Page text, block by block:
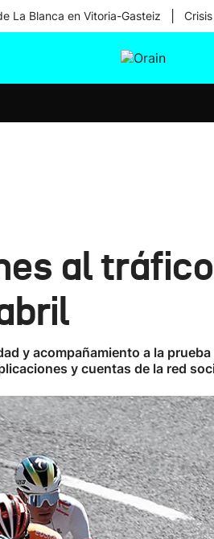
La Blanca en Vitoria-Gasteiz
al
y acompañamiento a la
y cuentas de la red